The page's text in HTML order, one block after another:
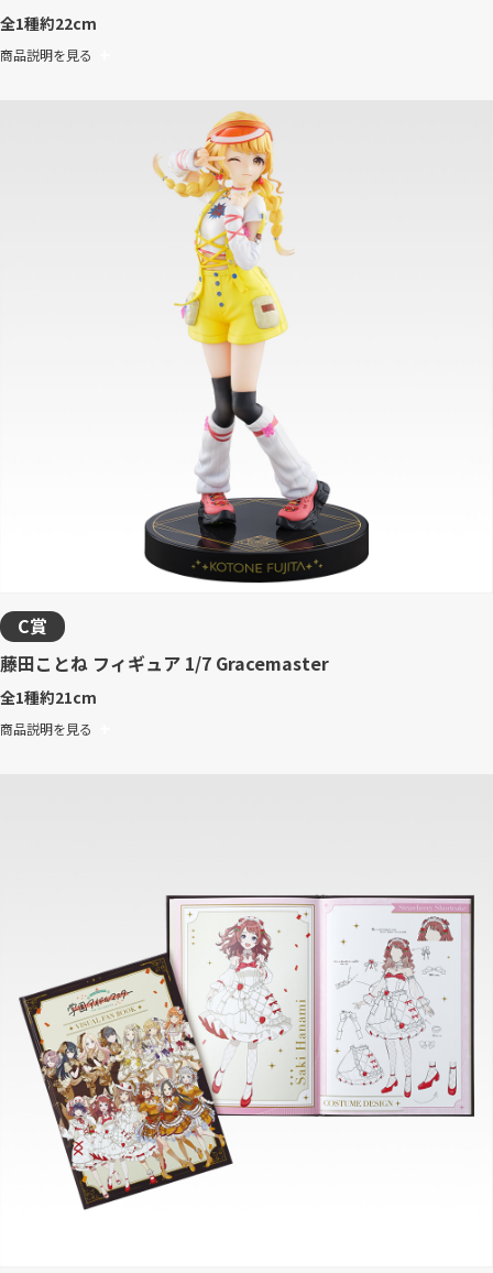
全1種約22cm
商品説明を見る
C賞
藤田ことね フィギュア 1/7 Gracemaster
全1種約21cm
商品説明を見る